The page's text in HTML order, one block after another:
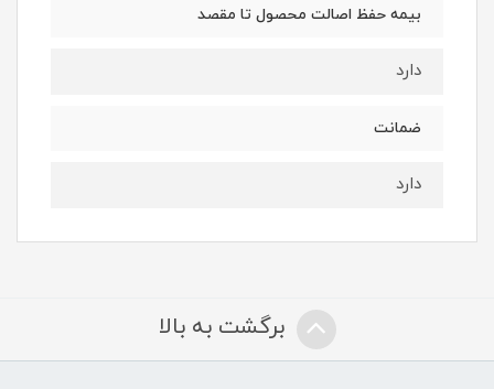
بیمه حفظ اصالت محصول تا مقصد
دارد
ضمانت
دارد
برگشت به بالا